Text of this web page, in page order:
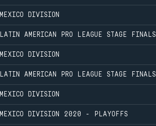
MEXICO DIVISION
LATIN AMERICAN PRO LEAGUE STAGE FINALS
MEXICO DIVISION
LATIN AMERICAN PRO LEAGUE STAGE FINALS
MEXICO DIVISION
MEXICO DIVISION 2020 - PLAYOFFS